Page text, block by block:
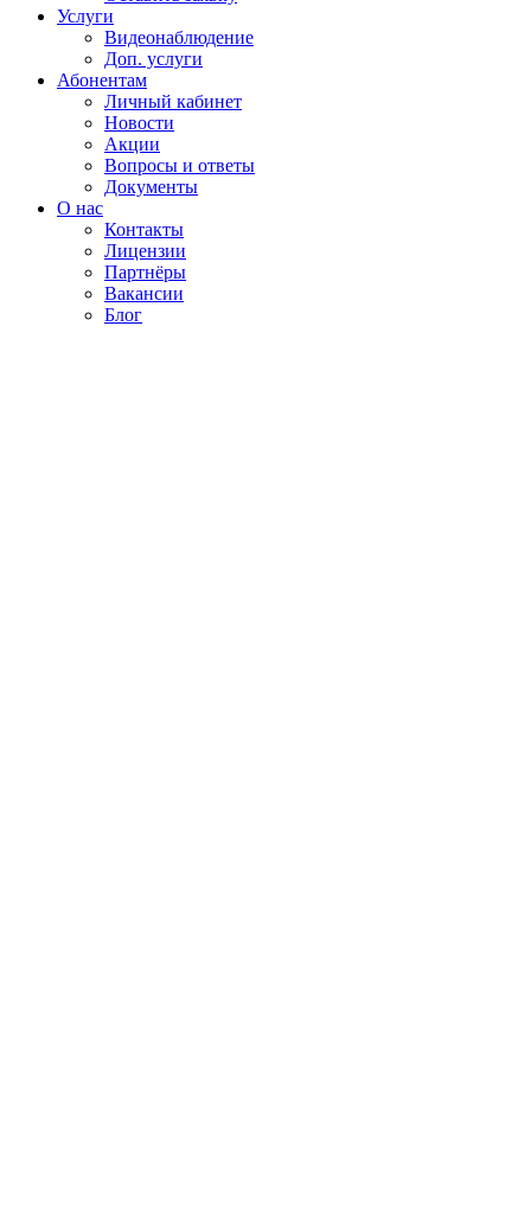
Услуги
Видеонаблюдение
Доп. услуги
Абонентам
Личный кабинет
Новости
Акции
Вопросы и ответы
Документы
О нас
Контакты
Лицензии
Партнёры
Вакансии
Блог